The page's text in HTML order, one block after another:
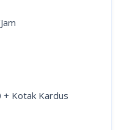
Kotak Kardus